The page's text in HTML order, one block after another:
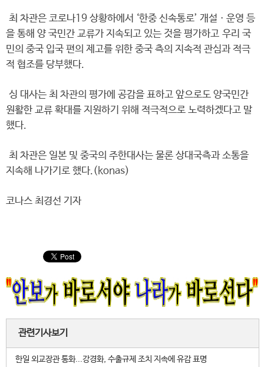
최 차관은 코로나19 상황하에서 ‘한중 신속통로’ 개설ㆍ운영 등
을 통해 양 국민간 교류가 지속되고 있는 것을 평가하고 우리 국
민의 중국 입국 편의 제고를 위한 중국 측의 지속적 관심과 적극
적 협조를 당부했다.
싱 대사는 최 차관의 평가에 공감을 표하고 앞으로도 양국민간
원활한 교류 확대를 지원하기 위해 적극적으로 노력하겠다고 말
했다.
최 차관은 일본 및 중국의 주한대사는 물론 상대국측과 소통을
지속해 나가기로 했다.(konas)
코나스 최경선 기자
관련기사보기
한일 외교장관 통화...강경화, 수출규제 조치 지속에 유감 표명